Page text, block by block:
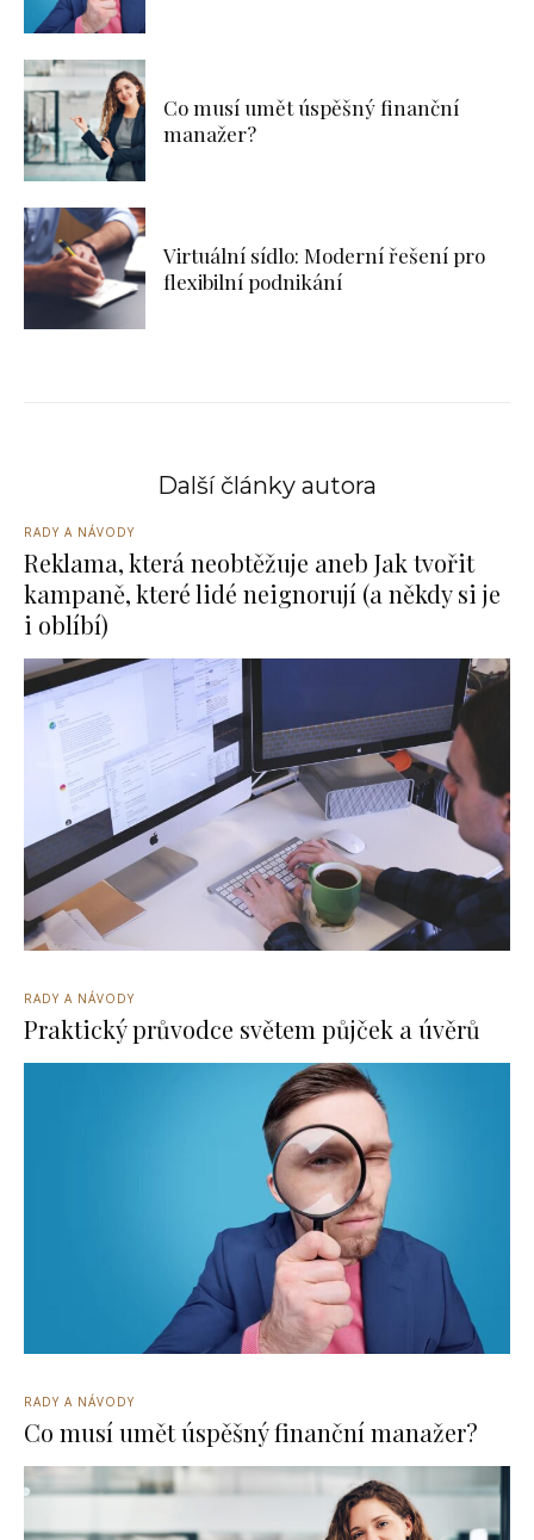
Co musí umět úspěšný finanční
manažer?
Virtuální sídlo: Moderní řešení pro
flexibilní podnikání
Další články autora
RADY A NÁVODY
Reklama, která neobtěžuje aneb Jak tvořit
kampaně, které lidé neignorují (a někdy si je
i oblíbí)
RADY A NÁVODY
Praktický průvodce světem půjček a úvěrů
RADY A NÁVODY
Co musí umět úspěšný finanční manažer?